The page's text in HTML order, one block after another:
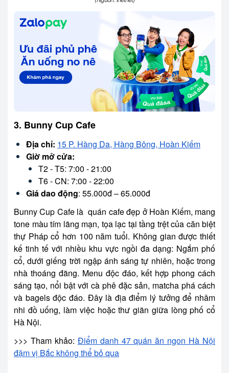
3. Bunny Cup Cafe
Địa chỉ: 15 P. Hàng Da, Hàng Bông, Hoàn Kiếm
Giờ mở cửa:
T2 - T5: 7:00 - 21:00
T6 - CN: 7:00 - 22:00
Giá dao động: 55.000đ – 65.000đ
Bunny Cup Cafe là quán cafe đẹp ở Hoàn Kiếm, mang
tone màu tím lãng mạn, tọa lạc tại tầng trệt của căn biệt
thự Pháp cổ hơn 100 năm tuổi. Không gian được thiết
kế tinh tế với nhiều khu vực ngồi đa dạng: Ngắm phố
cổ, dưới giếng trời ngập ánh sáng tự nhiên, hoặc trong
nhà thoáng đãng. Menu độc đáo, kết hợp phong cách
sáng tạo, nổi bật với cà phê đặc sản, matcha phá cách
và bagels độc đáo. Đây là địa điểm lý tưởng để nhâm
nhi đồ uống, làm việc hoặc thư giãn giữa lòng phố cổ
Hà Nội.
>>> Tham khảo: Điểm danh 47 quán ăn ngon Hà Nội
đậm vị Bắc không thể bỏ qua